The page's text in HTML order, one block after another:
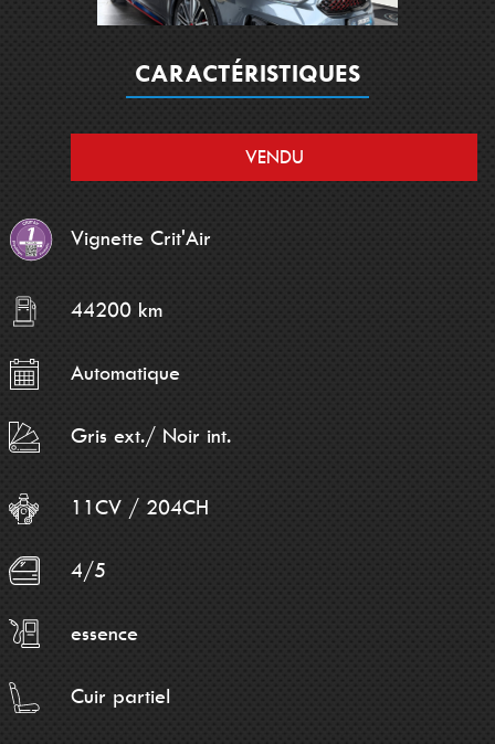
CARACTÉRISTIQUES
VENDU
Vignette Crit'Air
44200 km
Automatique
Gris ext./ Noir int.
11CV / 204CH
4/5
essence
Cuir partiel